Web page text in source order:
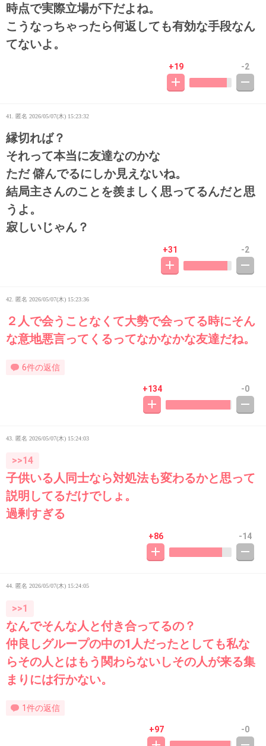
時点で実際立場が下だよね。
こうなっちゃったら何返しても有効な手段なん
てないよ。
+19 -2
41. 匿名 2026/05/07(木) 15:23:32
縁切れば？
それって本当に友達なのかな
ただ 僻んでるにしか見えないね。
結局主さんのことを羨ましく思ってるんだと思
うよ。
寂しいじゃん？
+31 -2
42. 匿名 2026/05/07(木) 15:23:36
２人で会うことなくて大勢で会ってる時にそん
な意地悪言ってくるってなかなかな友達だね。
6件の返信
+134 -0
43. 匿名 2026/05/07(木) 15:24:03
>>14
子供いる人同士なら対処法も変わるかと思って
説明してるだけでしょ。
過剰すぎる
+86 -14
44. 匿名 2026/05/07(木) 15:24:05
>>1
なんでそんな人と付き合ってるの？
仲良しグループの中の1人だったとしても私な
らその人とはもう関わらないしその人が来る集
まりには行かない。
1件の返信
+97 -0